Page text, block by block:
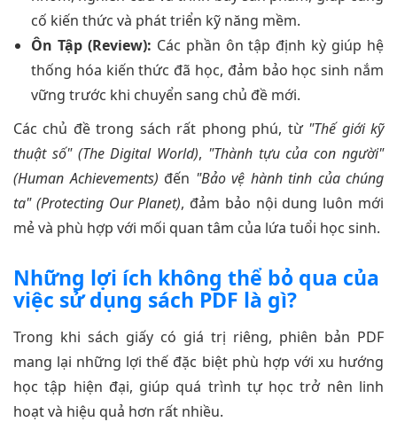
cố kiến thức và phát triển kỹ năng mềm.
Ôn Tập (Review): Các phần ôn tập định kỳ giúp hệ
thống hóa kiến thức đã học, đảm bảo học sinh nắm
vững trước khi chuyển sang chủ đề mới.
Các chủ đề trong sách rất phong phú, từ "Thế giới kỹ
thuật số" (The Digital World), "Thành tựu của con người"
(Human Achievements) đến "Bảo vệ hành tinh của chúng
ta" (Protecting Our Planet), đảm bảo nội dung luôn mới
mẻ và phù hợp với mối quan tâm của lứa tuổi học sinh.
Những lợi ích không thể bỏ qua của
việc sử dụng sách PDF là gì?
Trong khi sách giấy có giá trị riêng, phiên bản PDF
mang lại những lợi thế đặc biệt phù hợp với xu hướng
học tập hiện đại, giúp quá trình tự học trở nên linh
hoạt và hiệu quả hơn rất nhiều.